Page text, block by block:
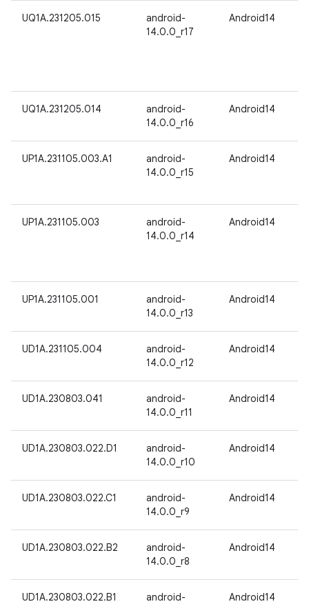
UQ1A.231205.015
android-
14.0.0_r17
Android14
UQ1A.231205.014
android-
14.0.0_r16
Android14
UP1A.231105.003.A1
android-
14.0.0_r15
Android14
UP1A.231105.003
android-
14.0.0_r14
Android14
UP1A.231105.001
android-
14.0.0_r13
Android14
UD1A.231105.004
android-
14.0.0_r12
Android14
UD1A.230803.041
android-
14.0.0_r11
Android14
UD1A.230803.022.D1
android-
14.0.0_r10
Android14
UD1A.230803.022.C1
android-
14.0.0_r9
Android14
UD1A.230803.022.B2
android-
14.0.0_r8
Android14
UD1A.230803.022.B1
android-
Android14